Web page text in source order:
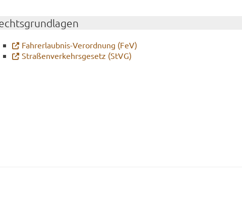
Fahrerlaubnis-​Verordnung (FeV)
Stra­ßen­ver­kehrs­ge­setz (StVG)